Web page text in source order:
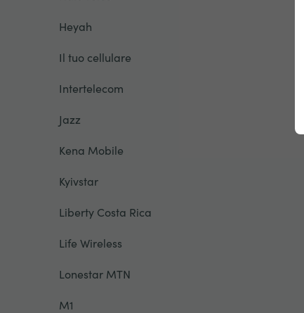
Heyah
Il tuo cellulare
Intertelecom
Jazz
Kena Mobile
Kyivstar
Liberty Costa Rica
Life Wireless
Lonestar MTN
M1